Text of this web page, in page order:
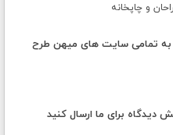
و چاپخانه
تمامی سایت های میهن طرح
دیدگاه برای ما ارسال کنید